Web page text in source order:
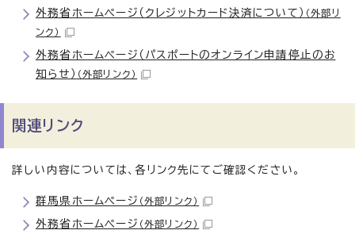
外務省ホームページ（クレジットカード決済について） （外部リ
ンク）
外務省ホームページ（パスポートのオンライン申請停止のお
知らせ） （外部リンク）
関連リンク
詳しい内容については、各リンク先にてご確認ください。
群馬県ホームページ （外部リンク）
外務省ホームページ （外部リンク）